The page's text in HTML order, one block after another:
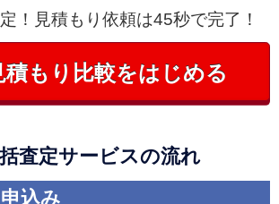
！見積もり依頼は45秒で完了！
積もり比較をはじめる
査定サービスの流れ
込み